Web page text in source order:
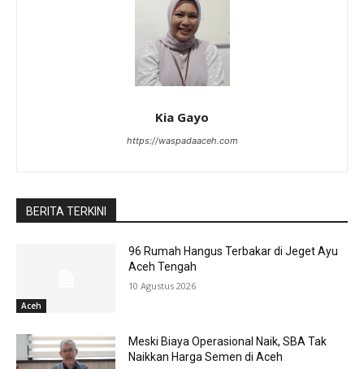
Kia Gayo
https://waspadaaceh.com
BERITA TERKINI
Aceh
96 Rumah Hangus Terbakar di Jeget Ayu
Aceh Tengah
10 Agustus 2026
Meski Biaya Operasional Naik, SBA Tak
Naikkan Harga Semen di Aceh